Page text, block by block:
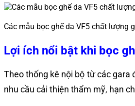
Các mẫu bọc ghế da VF5 chất lượng
Lợi ích nổi bật khi bọc
Theo thống kê nội bộ từ các gara
nhu cầu cải thiện thẩm mỹ, hạn